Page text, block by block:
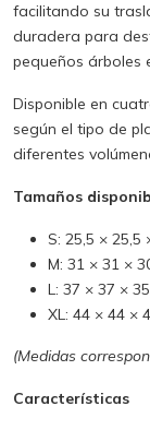
facilitando su
duradera para
pequeños árboles
Disponible en
según el tipo de
diferentes
Tamaños
S: 25,5 × 25,5
M: 31 × 31 ×
L: 37 × 37 × 35
XL: 44 × 44 ×
(Medidas
Características